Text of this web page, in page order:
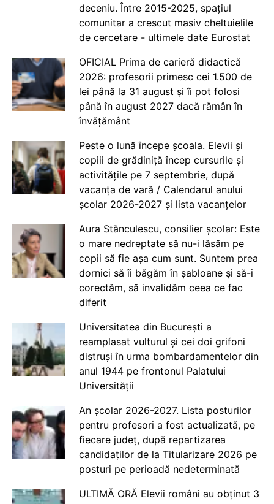
deceniu. Între 2015-2025, spațiul
comunitar a crescut masiv cheltuielile
de cercetare - ultimele date Eurostat
OFICIAL Prima de carieră didactică
2026: profesorii primesc cei 1.500 de
lei până la 31 august și îi pot folosi
până în august 2027 dacă rămân în
învățământ
Peste o lună începe școala. Elevii și
copiii de grădiniță încep cursurile și
activitățile pe 7 septembrie, după
vacanța de vară / Calendarul anului
școlar 2026-2027 și lista vacanțelor
Aura Stănculescu, consilier școlar: Este
o mare nedreptate să nu-i lăsăm pe
copii să fie așa cum sunt. Suntem prea
dornici să îi băgăm în șabloane și să-i
corectăm, să invalidăm ceea ce fac
diferit
Universitatea din București a
reamplasat vulturul și cei doi grifoni
distruși în urma bombardamentelor din
anul 1944 pe frontonul Palatului
Universității
An școlar 2026-2027. Lista posturilor
pentru profesori a fost actualizată, pe
fiecare județ, după repartizarea
candidaților de la Titularizare 2026 pe
posturi pe perioadă nedeterminată
ULTIMĂ ORĂ Elevii români au obținut 3